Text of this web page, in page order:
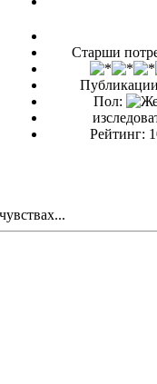
Старши
Пол:
Рейтинг: